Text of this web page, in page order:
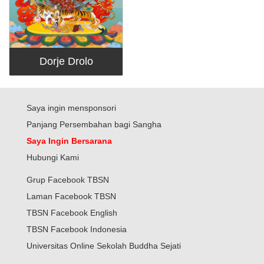
Dorje Drolo
Saya ingin mensponsori
Panjang Persembahan bagi Sangha
Saya Ingin Bersarana
Hubungi Kami
Grup Facebook TBSN
Laman Facebook TBSN
TBSN Facebook English
TBSN Facebook Indonesia
Universitas Online Sekolah Buddha Sejati